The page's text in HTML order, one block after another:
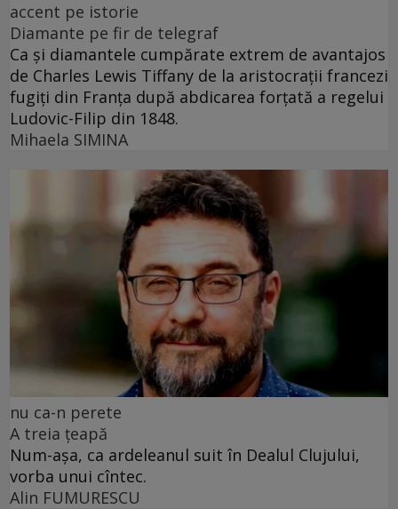
accent pe istorie
Diamante pe fir de telegraf
Ca și diamantele cumpărate extrem de avantajos
de Charles Lewis Tiffany de la aristocrații francezi
fugiți din Franța după abdicarea forțată a regelui
Ludovic-Filip din 1848.
Mihaela SIMINA
nu ca-n perete
A treia țeapă
Num-așa, ca ardeleanul suit în Dealul Clujului,
vorba unui cîntec.
Alin FUMURESCU